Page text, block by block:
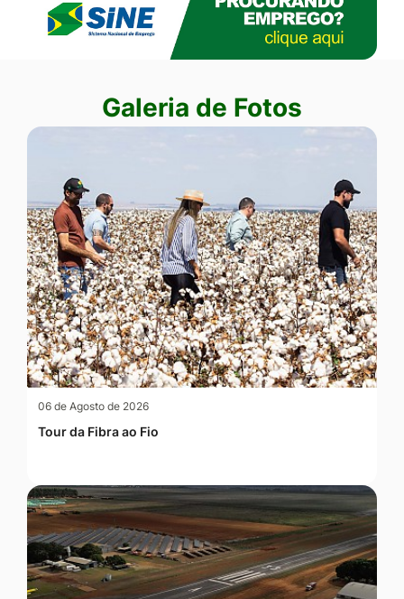
Seção Galeria de Fotos
Galeria de Fotos
06 de Agosto de 2026
Tour da Fibra ao Fio